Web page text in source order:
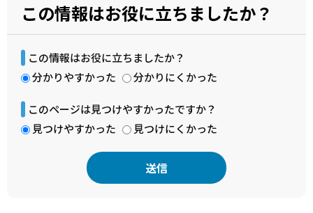
この情報はお役に立ちましたか？
この情報はお役に立ちましたか？
分かりやすかった
分かりにくかった
このページは見つけやすかったですか？
見つけやすかった
見つけにくかった